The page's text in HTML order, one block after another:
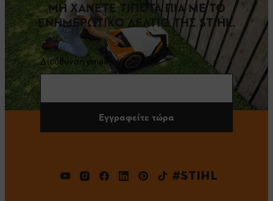
ΜΗ ΧΑΝΕΤΕ ΤΙΠΟΤΑ ΠΙΑ ΜΕ ΤΟ
ΕΝΗΜΕΡΩΤΙΚΟ ΔΕΛΤΙΟ ΤΗΣ STIHL.
Διεύθυνση email
Εγγραφείτε τώρα
#STIHL